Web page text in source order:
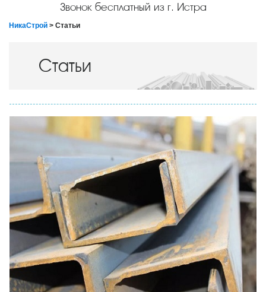
Звонок бесплатный из г. Истра
НикаСтрой > Статьи
Статьи